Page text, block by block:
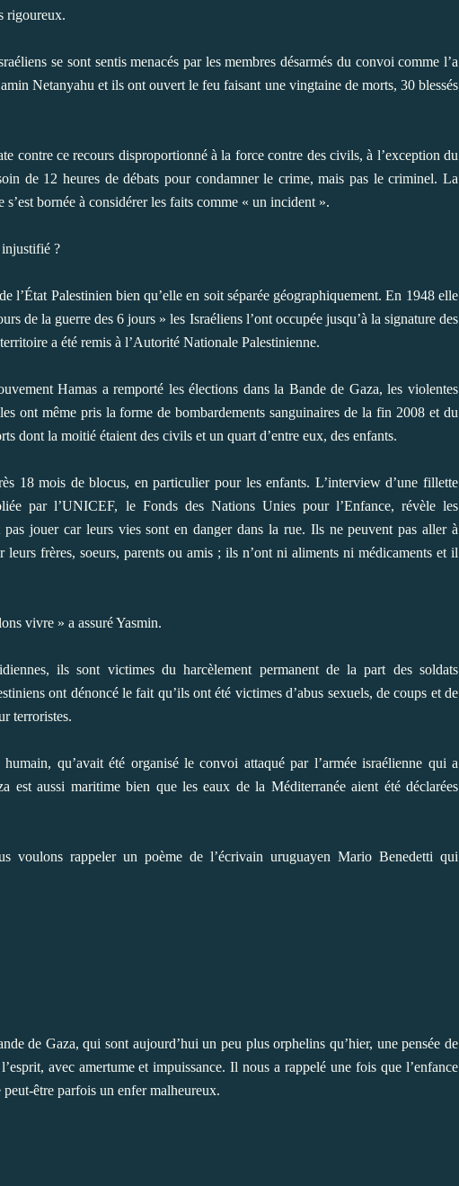
rigoureux.
se sont sentis menacés par les membres désarmés du convoi comme l’a
Netanyahu et ils ont ouvert le feu faisant une vingtaine de morts, 30 blessés
contre ce recours disproportionné à la force contre des civils, à l’exception du
de 12 heures de débats pour condamner le crime, mais pas le criminel. La
bornée à considérer les faits comme « un incident ».
injustifié ?
l’État Palestinien bien qu’elle en soit séparée géographiquement. En 1948 elle
de la guerre des 6 jours » les Israéliens l’ont occupée jusqu’à la signature des
a été remis à l’Autorité Nationale Palestinienne.
Hamas a remporté les élections dans la Bande de Gaza, les violentes
ont même pris la forme de bombardements sanguinaires de la fin 2008 et du
dont la moitié étaient des civils et un quart d’entre eux, des enfants.
18 mois de blocus, en particulier pour les enfants. L’interview d’une fillette
par l’UNICEF, le Fonds des Nations Unies pour l’Enfance, révèle les
jouer car leurs vies sont en danger dans la rue. Ils ne peuvent pas aller à
frères, soeurs, parents ou amis ; ils n’ont ni aliments ni médicaments et il
vivre » a assuré Yasmin.
ils sont victimes du harcèlement permanent de la part des soldats
ont dénoncé le fait qu’ils ont été victimes d’abus sexuels, de coups et de
terroristes.
qu’avait été organisé le convoi attaqué par l’armée israélienne qui a
est aussi maritime bien que les eaux de la Méditerranée aient été déclarées
voulons rappeler un poème de l’écrivain uruguayen Mario Benedetti qui
de Gaza, qui sont aujourd’hui un peu plus orphelins qu’hier, une pensée de
avec amertume et impuissance. Il nous a rappelé une fois que l’enfance
peut-être parfois un enfer malheureux.